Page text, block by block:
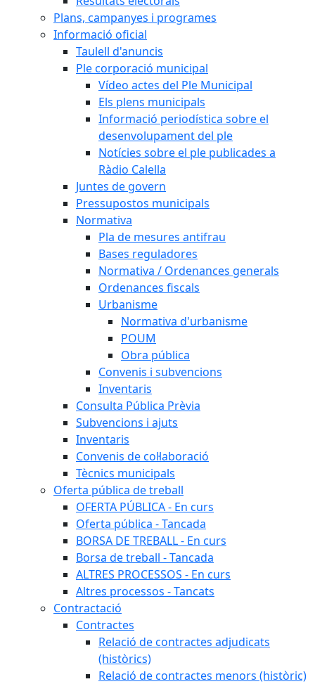
Plans, campanyes i programes
Informació oficial
Taulell d'anuncis
Ple corporació municipal
Vídeo actes del Ple Municipal
Els plens municipals
Informació periodística sobre el
desenvolupament del ple
Notícies sobre el ple publicades a
Ràdio Calella
Juntes de govern
Pressupostos municipals
Normativa
Pla de mesures antifrau
Bases reguladores
Normativa / Ordenances generals
Ordenances fiscals
Urbanisme
Normativa d'urbanisme
POUM
Obra pública
Convenis i subvencions
Inventaris
Consulta Pública Prèvia
Subvencions i ajuts
Inventaris
Convenis de col·laboració
Tècnics municipals
Oferta pública de treball
OFERTA PÚBLICA - En curs
Oferta pública - Tancada
BORSA DE TREBALL - En curs
Borsa de treball - Tancada
ALTRES PROCESSOS - En curs
Altres processos - Tancats
Contractació
Contractes
Relació de contractes adjudicats
(històrics)
Relació de contractes menors (històric)